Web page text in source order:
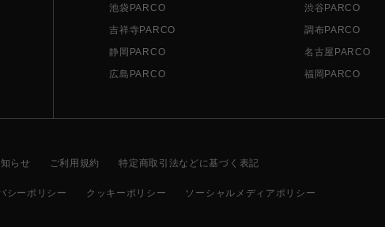
池袋PARCO
渋谷PARCO
吉祥寺PARCO
調布PARCO
静岡PARCO
名古屋PARCO
広島PARCO
福岡PARCO
らせ ご利用規約 特定商取引法などに基づく表記
シーポリシー クッキーポリシー ソーシャルメディアポリシー